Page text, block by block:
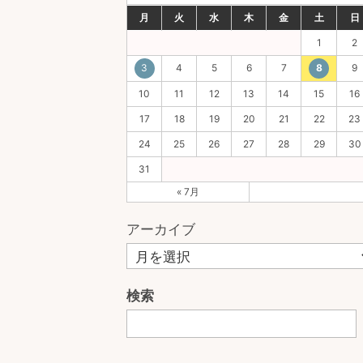
月 火 水 木 金 土 日
1 2
3 4 5 6 7 8 9
10 11 12 13 14 15 16
17 18 19 20 21 22 23
24 25 26 27 28 29 30
31
« 7月
アーカイブ
検索